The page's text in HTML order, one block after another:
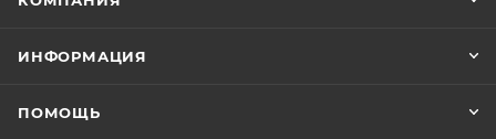
ИНФОРМАЦИЯ
ПОМОЩЬ